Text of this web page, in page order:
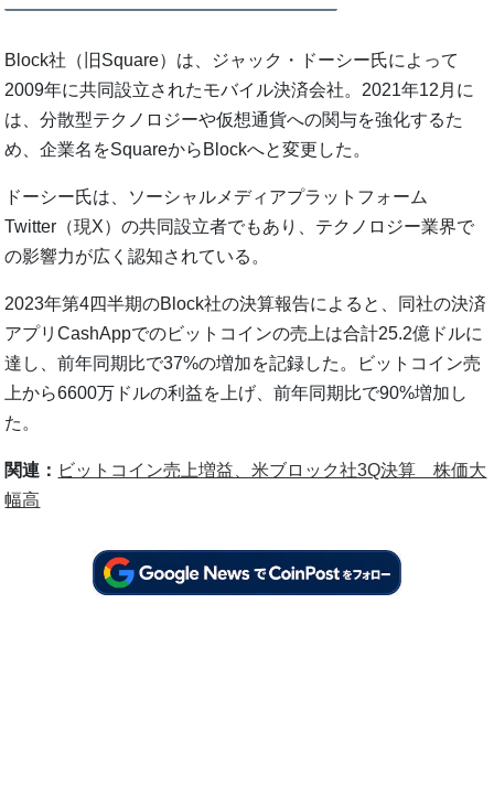
Block社（旧Square）は、ジャック・ドーシー氏によって
2009年に共同設立されたモバイル決済会社。2021年12月に
は、分散型テクノロジーや仮想通貨への関与を強化するた
め、企業名をSquareからBlockへと変更した。
ドーシー氏は、ソーシャルメディアプラットフォーム
Twitter（現X）の共同設立者でもあり、テクノロジー業界で
の影響力が広く認知されている。
2023年第4四半期のBlock社の決算報告によると、同社の決済
アプリCashAppでのビットコインの売上は合計25.2億ドルに
達し、前年同期比で37%の増加を記録した。ビットコイン売
上から6600万ドルの利益を上げ、前年同期比で90%増加し
た。
関連： ビットコイン売上増益、米ブロック社3Q決算 株価大
幅高